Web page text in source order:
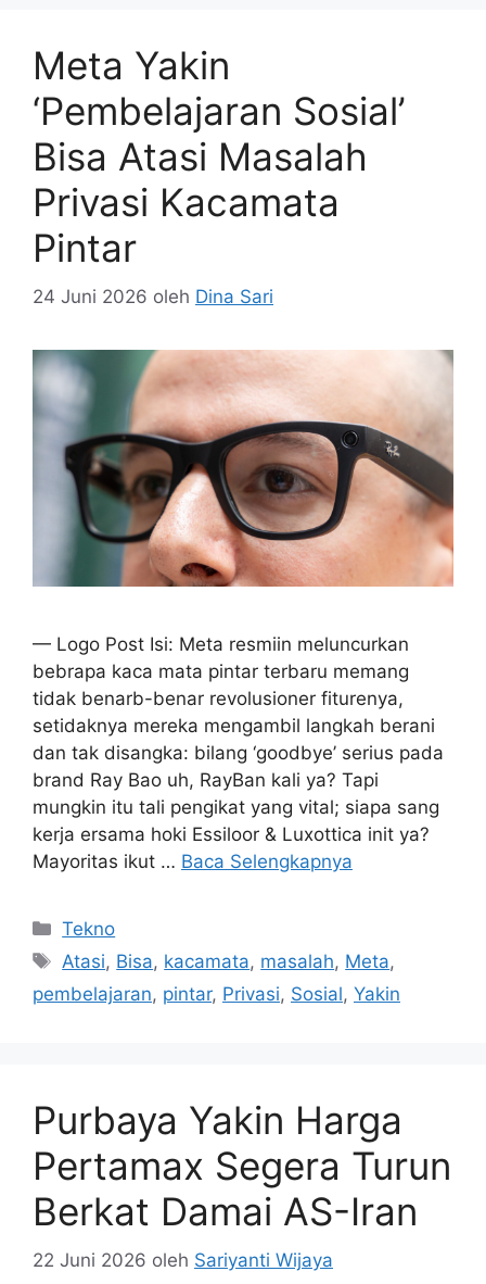
Meta Yakin
‘Pembelajaran Sosial’
Bisa Atasi Masalah
Privasi Kacamata
Pintar
24 Juni 2026 oleh Dina Sari
— Logo Post Isi: Meta resmiin meluncurkan
bebrapa kaca mata pintar terbaru memang
tidak benar­b-benar revolusioner fiturenya,
setidaknya mereka mengambil langkah berani
dan tak disangka: bilang ‘goodbye’ serius pada
brand Ray Bao uh, RayBan kali ya? Tapi
mungkin itu tali pengikat yang vital; siapa sang
kerja ersama hoki Essiloor & Luxottica init ya?
Mayoritas ikut … Baca Selengkapnya
Kategori
Tekno
Tag
Atasi, Bisa, kacamata, masalah, Meta,
pembelajaran, pintar, Privasi, Sosial, Yakin
Purbaya Yakin Harga
Pertamax Segera Turun
Berkat Damai AS-Iran
22 Juni 2026 oleh Sariyanti Wijaya